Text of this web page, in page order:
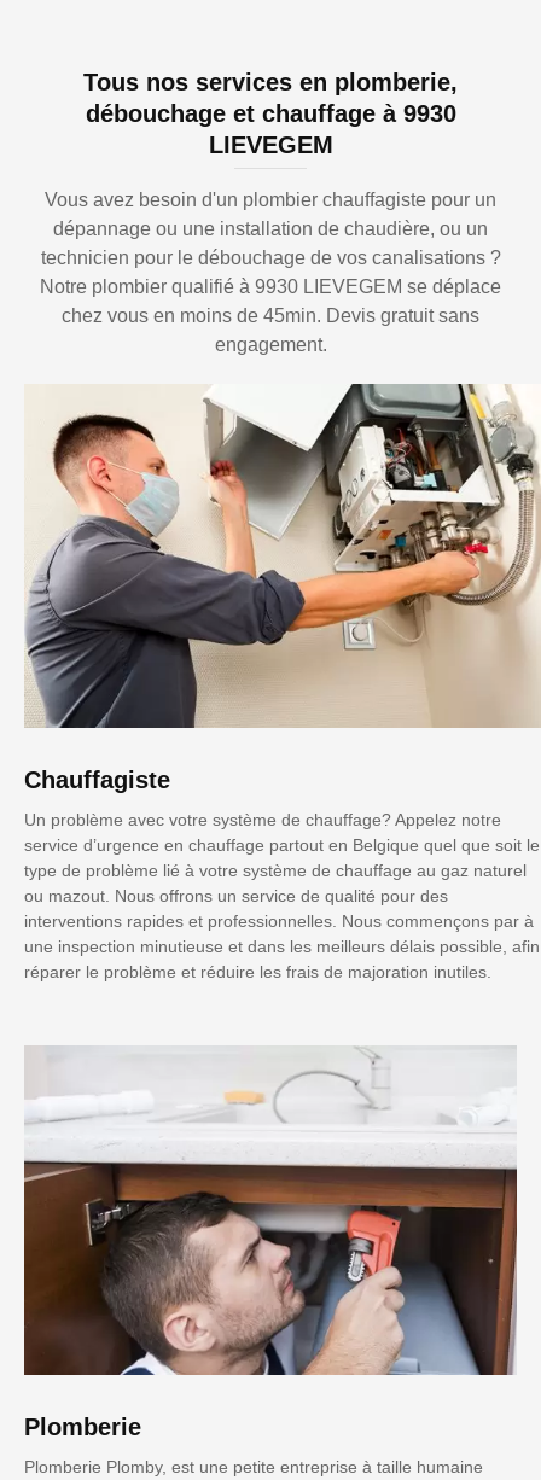
Tous nos services en plomberie,
débouchage et chauffage à 9930
LIEVEGEM
Vous avez besoin d'un plombier chauffagiste pour un
dépannage ou une installation de chaudière, ou un
technicien pour le débouchage de vos canalisations ?
Notre plombier qualifié à 9930 LIEVEGEM se déplace
chez vous en moins de 45min. Devis gratuit sans
engagement.
Chauffagiste
Un problème avec votre système de chauffage? Appelez notre
service d’urgence en chauffage partout en Belgique quel que soit le
type de problème lié à votre système de chauffage au gaz naturel
ou mazout. Nous offrons un service de qualité pour des
interventions rapides et professionnelles. Nous commençons par à
une inspection minutieuse et dans les meilleurs délais possible, afin
réparer le problème et réduire les frais de majoration inutiles.
Plomberie
Plomberie Plomby, est une petite entreprise à taille humaine